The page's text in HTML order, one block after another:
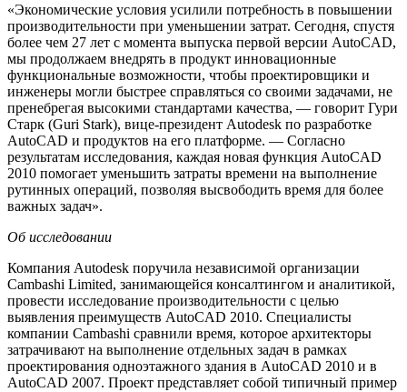
«Экономические условия усилили потребность в повышении
производительности при уменьшении затрат. Сегодня, спустя
более чем 27 лет с момента выпуска первой версии AutoCAD,
мы продолжаем внедрять в продукт инновационные
функциональные возможности, чтобы проектировщики и
инженеры могли быстрее справляться со своими задачами, не
пренебрегая высокими стандартами качества, — говорит Гури
Старк (Guri Stark), вице-президент Autodesk по разработке
AutoCAD и продуктов на его платформе. — Согласно
результатам исследования, каждая новая функция AutoCAD
2010 помогает уменьшить затраты времени на выполнение
рутинных операций, позволяя высвободить время для более
важных задач».
Об исследовании
Компания Autodesk поручила независимой организации
Cambashi Limited, занимающейся консалтингом и аналитикой,
провести исследование производительности с целью
выявления преимуществ AutoCAD 2010. Специалисты
компании Cambashi сравнили время, которое архитекторы
затрачивают на выполнение отдельных задач в рамках
проектирования одноэтажного здания в AutoCAD 2010 и в
AutoCAD 2007. Проект представляет собой типичный пример